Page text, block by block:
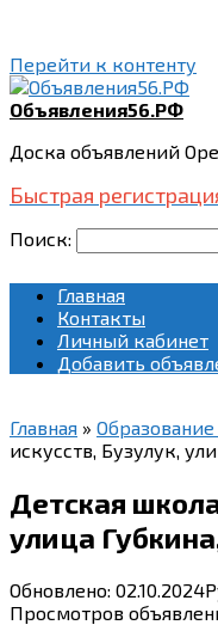
Перейти к контенту
Объявления56.РФ
Доска объявлений
Быстрая
Поиск:
Главная
Контакты
Личный кабинет
Добавить
Главная »
искусств, Бузулук,
Детская
улица
Обновлено: 02.10.2024
Просмотров